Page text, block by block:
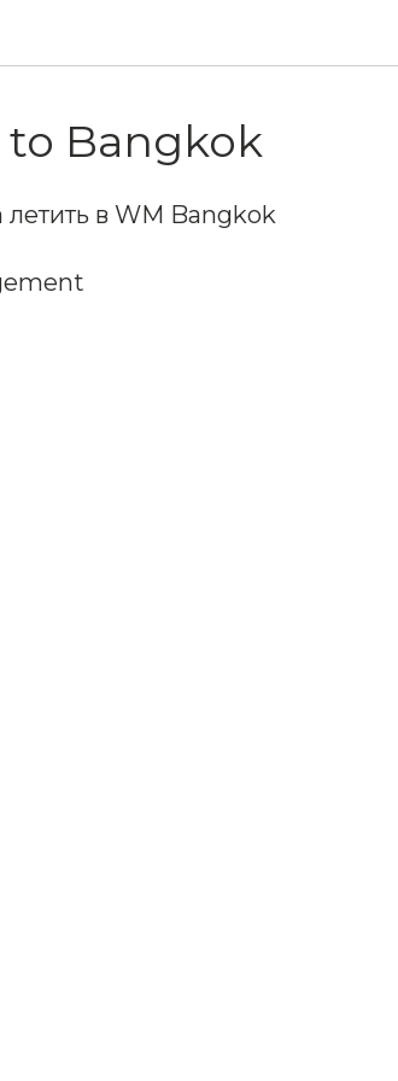
Bangkok
летить в WM Bangkok